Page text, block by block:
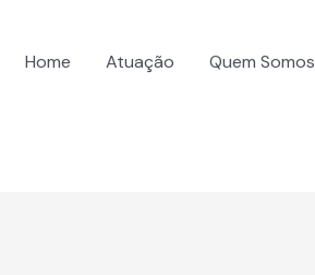
Home Atuação Quem Somos